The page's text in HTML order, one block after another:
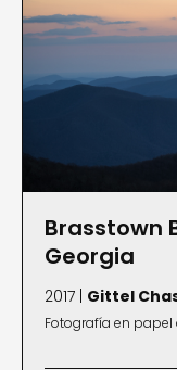
Brasstown
Georgia
2017 | Gittel
Fotografía en papel